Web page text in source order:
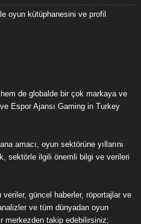
oyun kütüphanesini ve profil
de globalde bir çok markaya ve
Espor Ajansı Gaming in Turkey
amacı, oyun sektörüne yıllarını
sektörle ilgili önemli bilgi ve verileri
güncel haberler, röportajlar ve
ve tüm dünyadan oyun
merkezden takip edebilirsiniz;